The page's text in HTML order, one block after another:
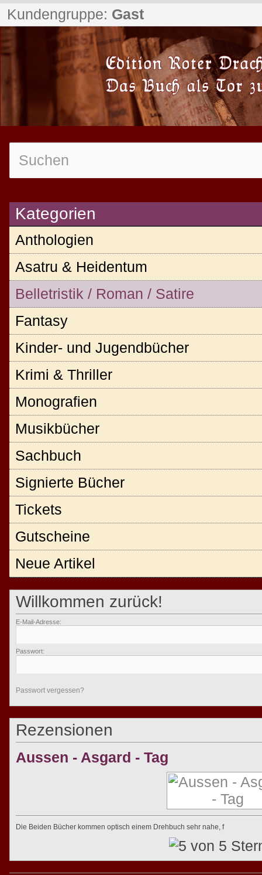
Kundengruppe: Gast
Kategorien
Anthologien
Asatru & Heidentum
Belletristik / Roman / Satire
Fantasy
Kinder- und Jugendbücher
Krimi & Thriller
Monografien
Musikbücher
Sachbuch
Signierte Bücher
Tickets
Gutscheine
Neue Artikel
Willkommen zurück!
E-Mail-Adresse:
Passwort:
Passwort vergessen?
Rezensionen
Aussen - Asgard - Tag
Die Beiden Bücher kommen optisch einem Drehbuch sehr nahe, f